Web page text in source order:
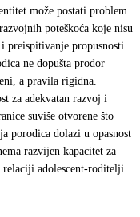
može postati problem
poteškoća koje nisu
preispitivanje propusnosti
ne dopušta prodor
a pravila rigidna.
za adekvatan razvoj i
suviše otvorene što
porodica dolazi u opasnost
razvijen kapacitet za
adolescent-roditelji.